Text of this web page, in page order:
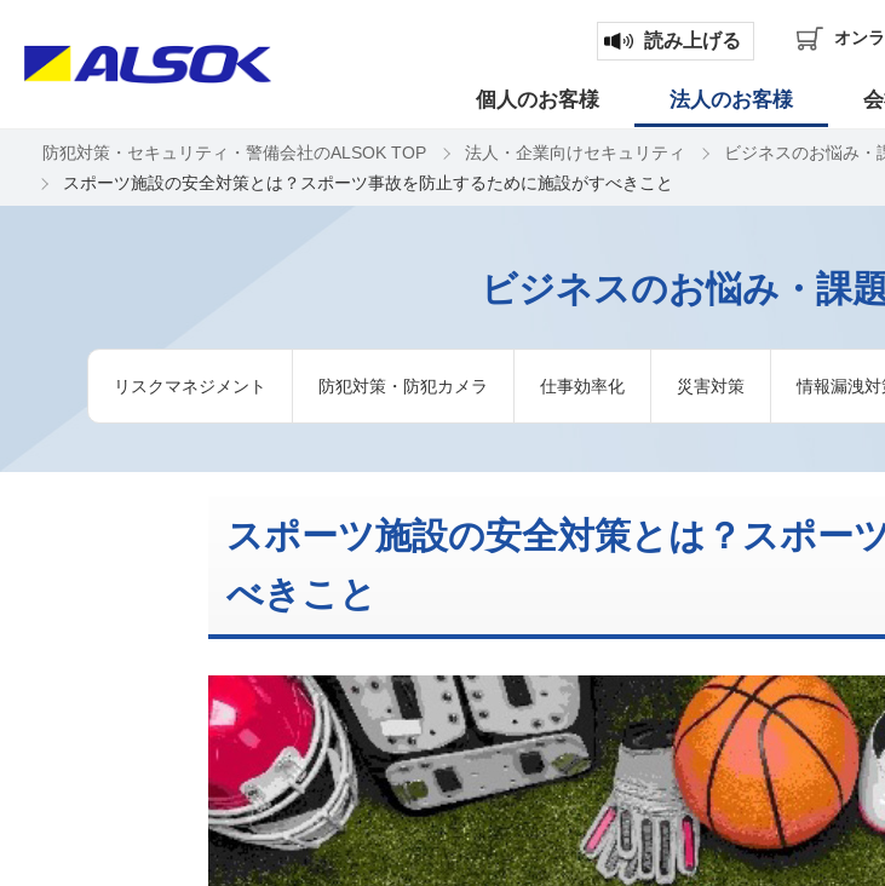
読み上げる オン
個人のお客様 法人のお客様
防犯対策・セキュリティ・警備会社のALSOK TOP 法人・企業向けセキュリティ ビジネスのお悩み
スポーツ施設の安全対策とは？スポーツ事故を防止するために施設がすべきこと
ビジネスのお悩み・課
リスクマネジメント 防犯対策・防犯カメラ 仕事効率化 災害対策 情報漏洩対
スポーツ施設の安全対策とは？スポー
べきこと